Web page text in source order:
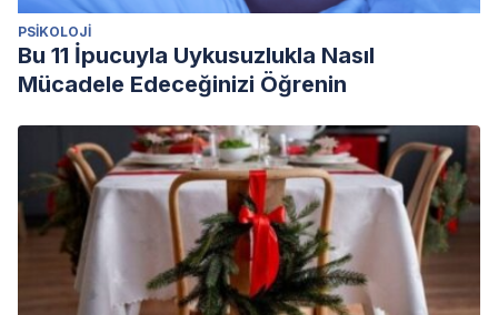
PSIKOLOJI
Bu 11 İpucuyla Uykusuzlukla Nasıl
Mücadele Edeceğinizi Öğrenin